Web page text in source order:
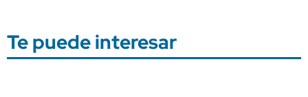
Te puede interesar